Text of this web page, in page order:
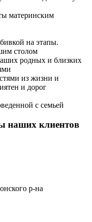
материнским
на этапы.
столом
родных и близких
из жизни и
и дорог
с семьей
наших клиентов
р-на